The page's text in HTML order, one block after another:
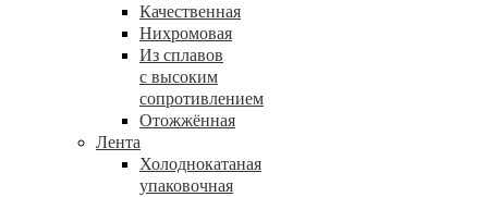
Качественная
Нихромовая
Из сплавов
с высоким
сопротивлением
Отожжённая
Лента
Холоднокатаная
упаковочная